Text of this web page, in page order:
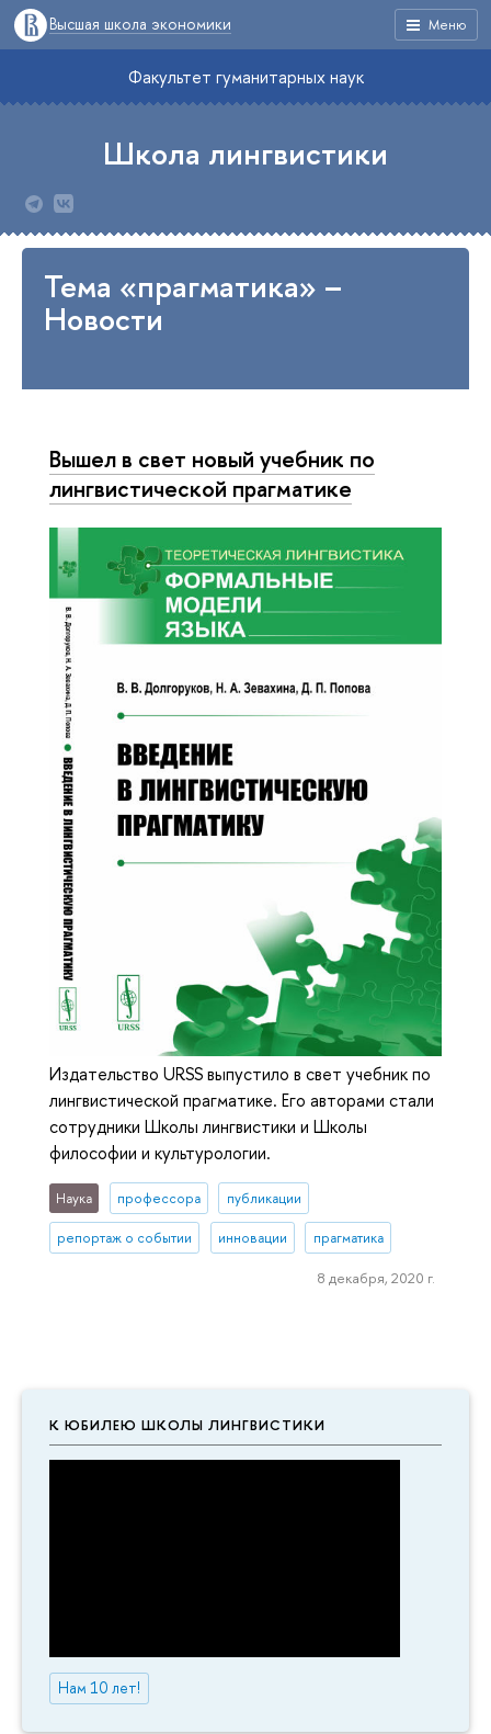
Меню
Высшая школа экономики
К ЮБИЛЕЮ ШКОЛЫ ЛИНГВИСТИКИ
Нам 10 лет!
Факультет гуманитарных наук
Школа лингвистики
Тема «прагматика» –
Новости
Вышел в свет новый учебник по
линг­ви­сти­че­ской прагматике
Издательство URSS выпустило в свет учебник по
лингвистической прагматике. Его авторами стали
сотрудники Школы лингвистики и Школы
философии и культурологии.
Наука профессора публикации
репортаж о событии инновации прагматика
8 декабря, 2020 г.